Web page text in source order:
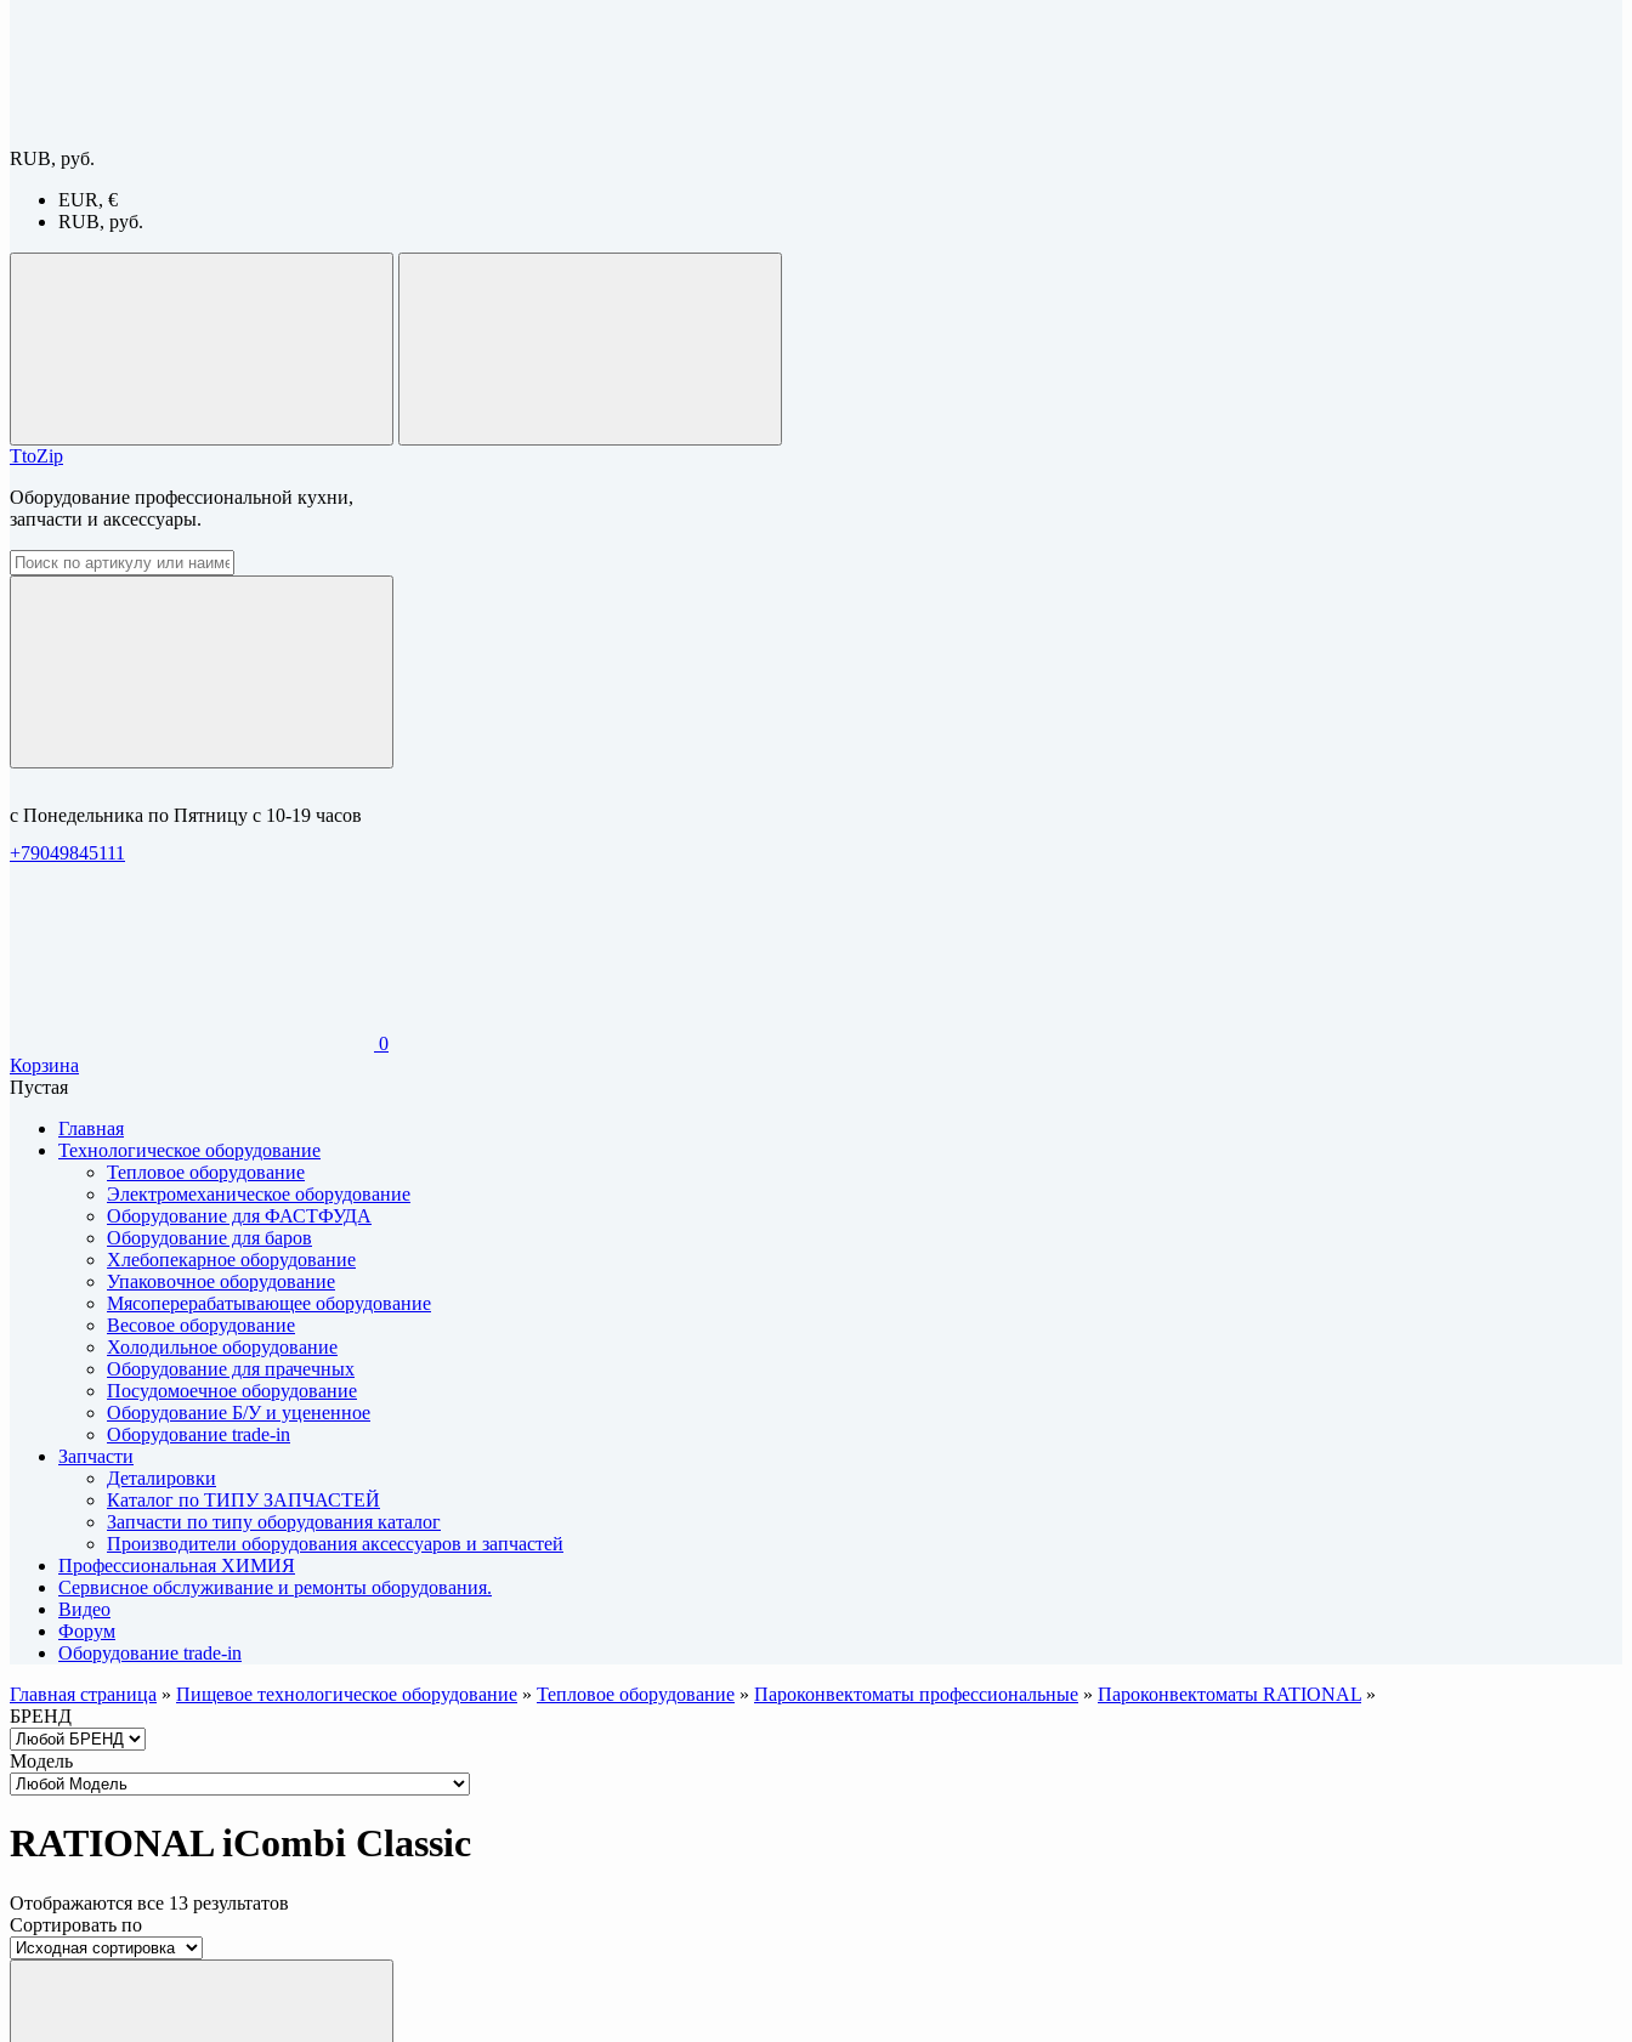
RUB, руб.
EUR, €
RUB, руб.
TtoZip
Оборудование профессиональной кухни,
запчасти и аксессуары.
с Понедельника по Пятницу с 10-19 часов
+79049845111
0
Корзина
Пустая
Главная
Технологическое оборудование
Тепловое оборудование
Электромеханическое оборудование
Оборудование для ФАСТФУДА
Оборудование для баров
Хлебопекарное оборудование
Упаковочное оборудование
Мясоперерабатывающее оборудование
Весовое оборудование
Холодильное оборудование
Оборудование для прачечных
Посудомоечное оборудование
Оборудование Б/У и уцененное
Оборудование trade-in
Запчасти
Деталировки
Каталог по ТИПУ ЗАПЧАСТЕЙ
Запчасти по типу оборудования каталог
Производители оборудования аксессуаров и запчастей
Профессиональная ХИМИЯ
Сервисное обслуживание и ремонты оборудования.
Видео
Форум
Оборудование trade-in
Главная страница » Пищевое технологическое оборудование » Тепловое оборудование » Пароконвектоматы профессиональные » Пароконвектоматы RATIONAL »
БРЕНД
Модель
RATIONAL iCombi Classic
Отображаются все 13 результатов
Сортировать по